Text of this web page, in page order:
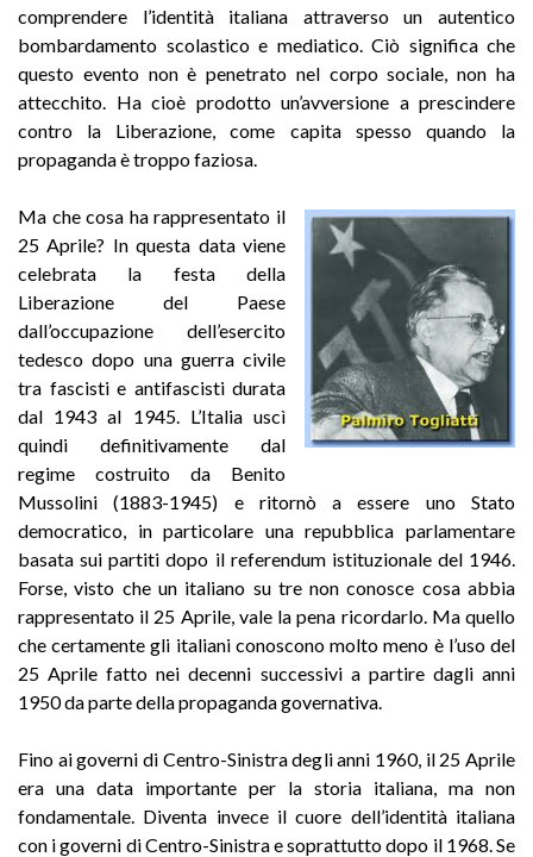
comprendere l’identità italiana attraverso un autentico
bombardamento scolastico e mediatico. Ciò significa che
questo evento non è penetrato nel corpo sociale, non ha
attecchito. Ha cioè prodotto un’avversione a prescindere
contro la Liberazione, come capita spesso quando la
propaganda è troppo faziosa.
Ma che cosa ha rappresentato il
25 Aprile? In questa data viene
celebrata la festa della
Liberazione del Paese
dall’occupazione dell’esercito
tedesco dopo una guerra civile
tra fascisti e antifascisti durata
dal 1943 al 1945. L’Italia uscì
quindi definitivamente dal
regime costruito da Benito
Mussolini (1883-1945) e ritornò a essere uno Stato
democratico, in particolare una repubblica parlamentare
basata sui partiti dopo il referendum istituzionale del 1946.
Forse, visto che un italiano su tre non conosce cosa abbia
rappresentato il 25 Aprile, vale la pena ricordarlo. Ma quello
che certamente gli italiani conoscono molto meno è l’uso del
25 Aprile fatto nei decenni successivi a partire dagli anni
1950 da parte della propaganda governativa.
Fino ai governi di Centro-Sinistra degli anni 1960, il 25 Aprile
era una data importante per la storia italiana, ma non
fondamentale. Diventa invece il cuore dell’identità italiana
con i governi di Centro-Sinistra e soprattutto dopo il 1968. Se